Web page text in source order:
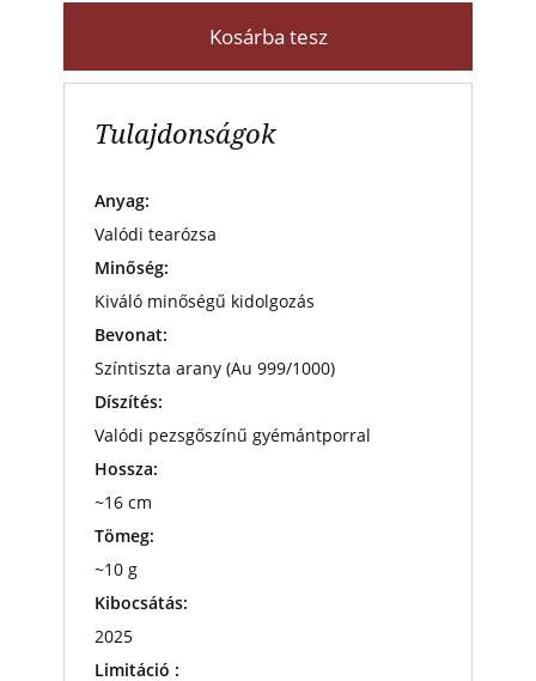
Kosárba tesz
Tulajdonságok
Anyag:
Valódi tearózsa
Minőség:
Kiváló minőségű kidolgozás
Bevonat:
Színtiszta arany (Au 999/1000)
Díszítés:
Valódi pezsgőszínű gyémántporral
Hossza:
~16 cm
Tömeg:
~10 g
Kibocsátás:
2025
Limitáció :